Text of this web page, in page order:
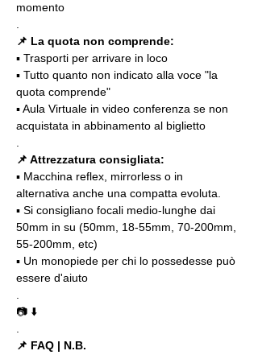
momento
📌 La quota non comprende:
▪️ Trasporti per arrivare in loco
▪️ Tutto quanto non indicato alla voce "la
quota comprende"
▪️ Aula Virtuale in video conferenza se non
acquistata in abbinamento al biglietto
📌 Attrezzatura consigliata:
▪️ Macchina reflex, mirrorless o in
alternativa anche una compatta evoluta.
▪️ Si consigliano focali medio-lunghe dai
50mm in su (50mm, 18-55mm, 70-200mm,
55-200mm, etc)
▪️ Un monopiede per chi lo possedesse può
essere d'aiuto
📷 ⬇️
📌 FAQ | N.B.